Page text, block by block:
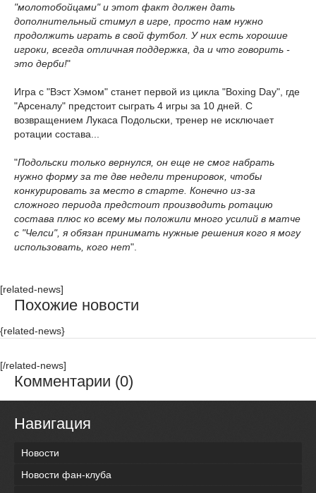
"молотобойцами" и этот факт должен дать
дополнительный стимул в игре, просто нам нужно
продолжить играть в свой футбол. У них есть хорошие
игроки, всегда отличная поддержка, да и что говорить -
это дерби!"
Игра с "Вэст Хэмом" станет первой из цикла "Boxing Day", где
"Арсеналу" предстоит сыграть 4 игры за 10 дней. С
возвращением Лукаса Подольски, тренер не исключает
ротации состава...
"Подольски только вернулся, он еще не смог набрать
нужно форму за те две недели тренировок, чтобы
конкурировать за место в старте. Конечно из-за
сложного периода предстоит производить ротацию
состава плюс ко всему мы положили много усилий в матче
с "Челси", я обязан принимать нужные решения кого я могу
использовать, кого нет".
[related-news]
Похожие новости
{related-news}
[/related-news]
Комментарии (0)
Навигация
Новости
Новости фан-клуба